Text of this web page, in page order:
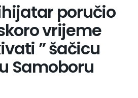
poručio
vrijeme
” šačicu
Samoboru